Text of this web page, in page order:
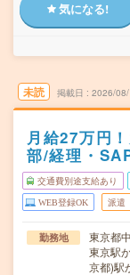
気になる!
未読 掲載日 2026/
月給27万円
部/経理・
交通費別途支給あり
WEB登録OK 派遣
勤務地
東京都
東京駅
京都)駅